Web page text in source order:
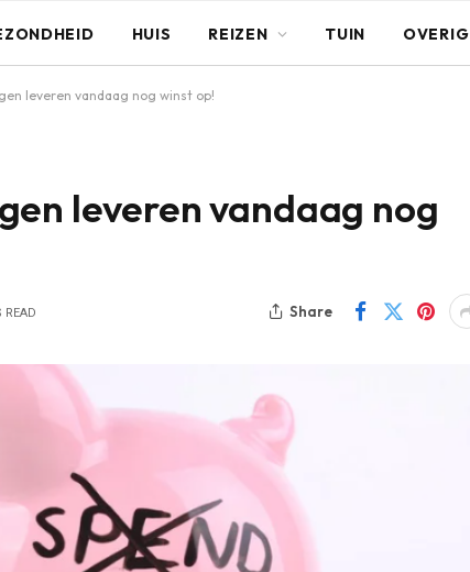
HUIS REIZEN TUIN OVERIG
leveren vandaag nog winst op!
leveren vandaag nog
READ Share